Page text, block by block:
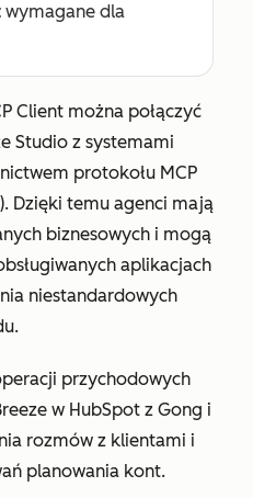
wymagane dla
Client można połączyć
Studio z systemami
protokołu MCP
Dzięki temu agenci mają
biznesowych i mogą
aplikacjach
niestandardowych
przychodowych
w HubSpot z Gong i
rozmów z klientami i
planowania kont.